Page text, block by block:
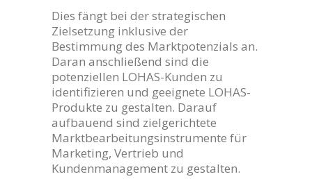
Dies fängt bei der strategischen
Zielsetzung inklusive der
Bestimmung des Marktpotenzials an.
Daran anschließend sind die
potenziellen LOHAS-Kunden zu
identifizieren und geeignete LOHAS-
Produkte zu gestalten. Darauf
aufbauend sind zielgerichtete
Marktbearbeitungsinstrumente für
Marketing, Vertrieb und
Kundenmanagement zu gestalten.